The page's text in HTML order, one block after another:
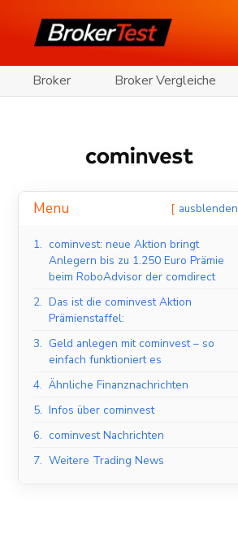
Broker Broker Vergleiche
Menu ausblenden
1. cominvest: neue Aktion bringt
Anlegern bis zu 1.250 Euro Prämie
beim RoboAdvisor der comdirect
2. Das ist die cominvest Aktion
Prämienstaffel:
3. Geld anlegen mit cominvest – so
einfach funktioniert es
4. Ähnliche Finanznachrichten
5. Infos über cominvest
6. cominvest Nachrichten
7. Weitere Trading News